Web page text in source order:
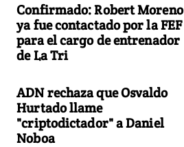
Confirmado: Robert Moreno
ya fue contactado por la FEF
para el cargo de entrenador
de La Tri
ADN rechaza que Osvaldo
Hurtado llame
"criptodictador" a Daniel
Noboa